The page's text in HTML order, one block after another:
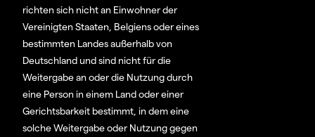
richten sich nicht an Einwohner der
Vereinigten Staaten, Belgiens oder eines
bestimmten Landes außerhalb von
Deutschland und sind nicht für die
Weitergabe an oder die Nutzung durch
eine Person in einem Land oder einer
Gerichtsbarkeit bestimmt, in dem eine
solche Weitergabe oder Nutzung gegen